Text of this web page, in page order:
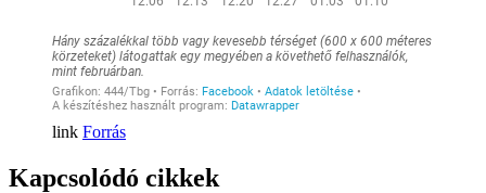
Forrás
Kapcsolódó cikkek